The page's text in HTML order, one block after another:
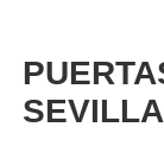
SEVILLA